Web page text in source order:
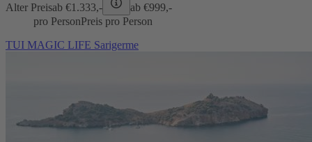
Alter Preisab €1.333,- ab €999,-
pro PersonPreis pro Person
TUI MAGIC LIFE Sarigerme